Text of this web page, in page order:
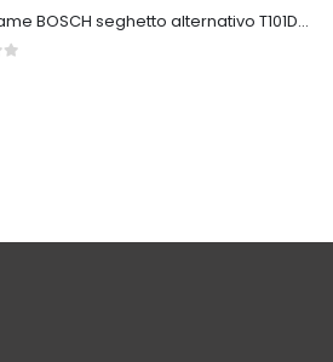
Blister lame BOSCH seghetto alternativo T101DHCS verso il basso wood